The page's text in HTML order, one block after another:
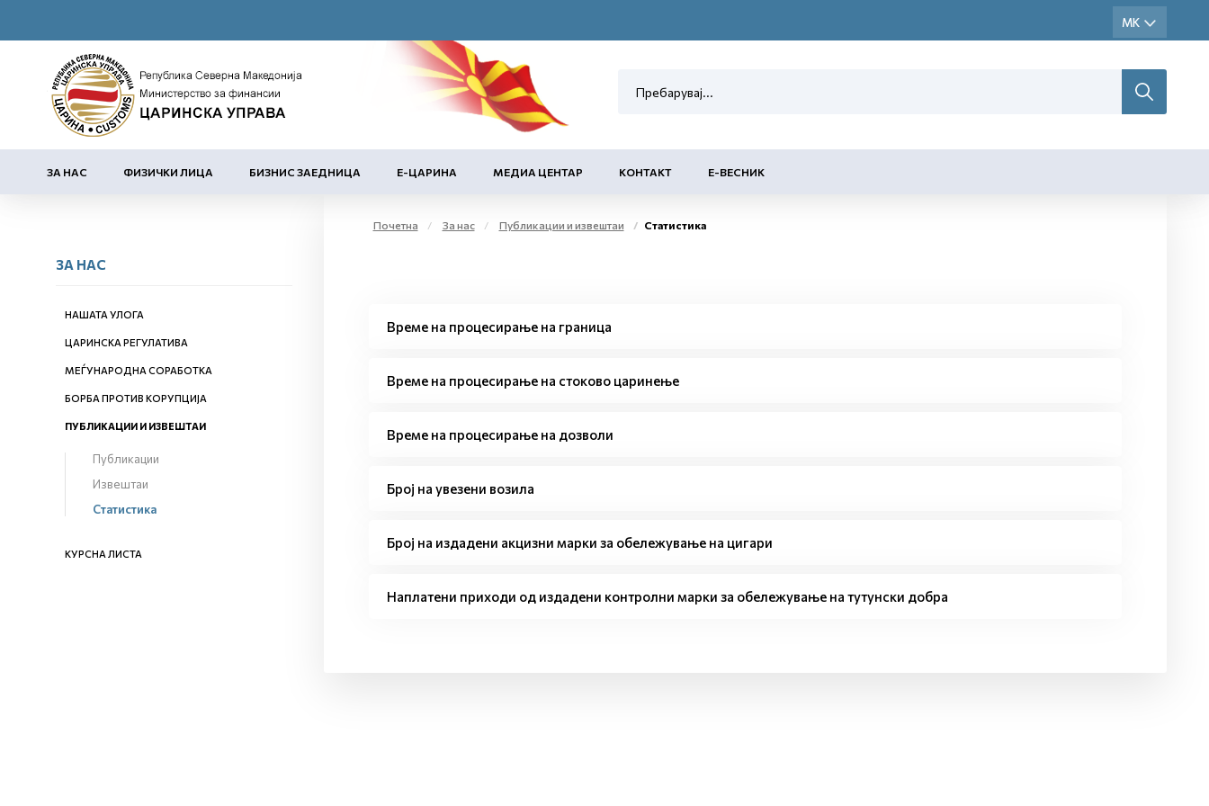
ЗА НАС ФИЗИЧКИ ЛИЦА БИЗНИС ЗАЕДНИЦА Е-ЦАРИНА МЕДИА ЦЕНТАР КОНТАКТ Е-ВЕСНИК
ЗА НАС
НАШАТА УЛОГА
ЦАРИНСКА РЕГУЛАТИВА
МЕЃУНАРОДНА СОРАБОТКА
БОРБА ПРОТИВ КОРУПЦИЈА
ПУБЛИКАЦИИ И ИЗВЕШТАИ
Публикации
Извештаи
Статистика
КУРСНА ЛИСТА
Почетна За нас Публикации и извештаи Статистика
Време на процесирање на граница
Време на процесирање на стоково царинење
Време на процесирање на дозволи
Број на увезени возила
Број на издадени акцизни марки за обележување на цигари
Наплатени приходи од издадени контролни марки за обележување на тутунски добра